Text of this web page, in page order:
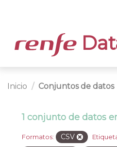
Inicio Conjuntos de datos
1 conjunto de datos
Formatos: CSV